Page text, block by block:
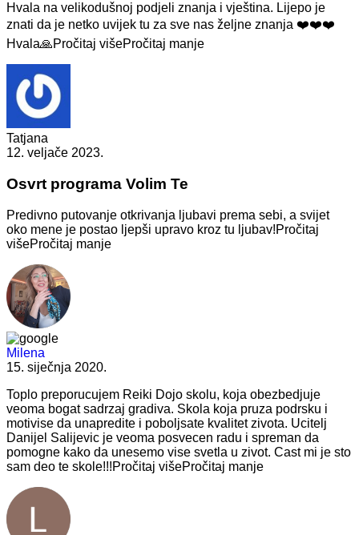
Hvala na velikodušnoj podjeli znanja i vještina. Lijepo je
znati da je netko uvijek tu za sve nas željne znanja ❤️❤️❤️
Hvala🙏Pročitaj višePročitaj manje
Tatjana
12. veljače 2023.
Osvrt programa Volim Te
Predivno putovanje otkrivanja ljubavi prema sebi, a svijet
oko mene je postao ljepši upravo kroz tu ljubav!Pročitaj
višePročitaj manje
Milena
15. siječnja 2020.
Toplo preporucujem Reiki Dojo skolu, koja obezbedjuje
veoma bogat sadrzaj gradiva. Skola koja pruza podrsku i
motivise da unapredite i poboljsate kvalitet zivota. Ucitelj
Danijel Salijevic je veoma posvecen radu i spreman da
pomogne kako da unesemo vise svetla u zivot. Cast mi je sto
sam deo te skole!!!Pročitaj višePročitaj manje